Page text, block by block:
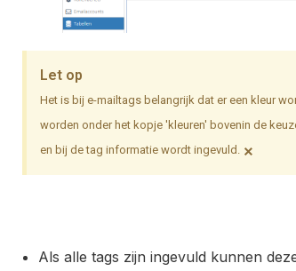
Let op
Het is bij e-mailtags belangrijk dat er een kleur
worden onder het kopje 'kleuren' bovenin de
en bij de tag informatie wordt ingevuld. ×
Als alle tags zijn ingevuld kunnen